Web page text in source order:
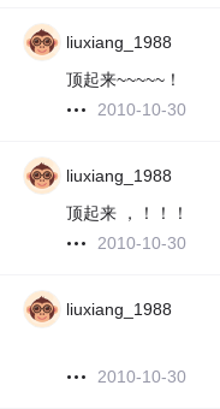
liuxiang_1988
顶起来~~~~~！
2010-10-30
liuxiang_1988
顶起来 ，！！！
2010-10-30
liuxiang_1988
2010-10-30